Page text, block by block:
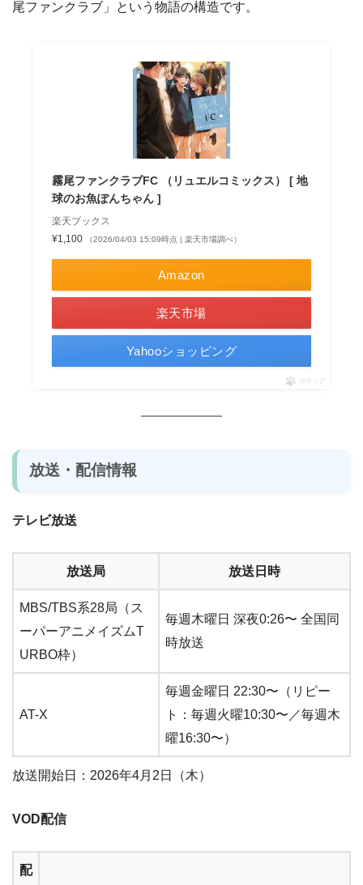
尾ファンクラブ」という物語の構造です。
霧尾ファンクラブFC （リュエルコミックス） [ 地
球のお魚ぽんちゃん ]
楽天ブックス
¥1,100
（2026/04/03 15:09時点 | 楽天市場調べ）
Amazon
楽天市場
Yahooショッピング
ポチップ
放送・配信情報
テレビ放送
放送局 放送日時
MBS/TBS系28局（ス
ーパーアニメイズムT
URBO枠）
毎週木曜日 深夜0:26〜 全国同
時放送
AT-X
毎週金曜日 22:30〜（リピー
ト：毎週火曜10:30〜／毎週木
曜16:30〜）
放送開始日：2026年4月2日（木）
VOD配信
配